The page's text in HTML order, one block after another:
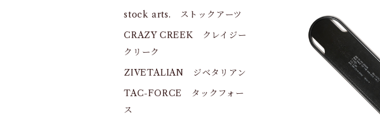
stock arts. ストックアーツ
CRAZY CREEK クレイジー
クリーク
ZIVETALIAN ジベタリアン
TAC-FORCE タックフォー
ス